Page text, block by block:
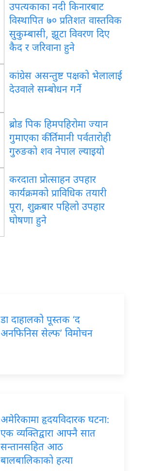
उपत्यकाका नदी किनारबाट
विस्थापित ७० प्रतिशत वास्तविक
सुकुम्बासी, झूटा विवरण दिए
कैद र जरिवाना हुने
कांग्रेस असन्तुष्ट पक्षको भेलालाई
देउवाले सम्बोधन गर्ने
ब्रोड पिक हिमपहिरोमा ज्यान
गुमाएका कीर्तिमानी पर्वतारोही
गुरुङको शव नेपाल ल्याइयो
करदाता प्रोत्साहन उपहार
कार्यक्रमको प्राविधिक तयारी
पूरा, शुक्रबार पहिलो उपहार
घोषणा हुने
डा दाहालको पूस्तक ‘द
अनफिनिस सेल्फ’ विमोचन
अमेरिकामा हृदयविदारक घटना:
एक व्यक्तिद्वारा आफ्नै सात
सन्तानसहित आठ
बालबालिकाको हत्या